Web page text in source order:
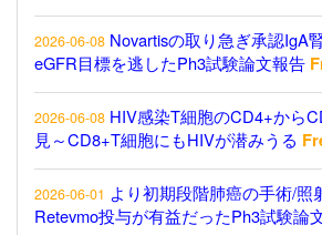
2026-06-08 Novartisの取り急ぎ承認IgA
eGFR目標を逃したPh3試験論文報告
2026-06-08 HIV感染T細胞のCD4+から
見～CD8+T細胞にもHIVが潜みうる
2026-06-01 より初期段階肺癌の手術/照
Retevmo投与が有益だったPh3試験論